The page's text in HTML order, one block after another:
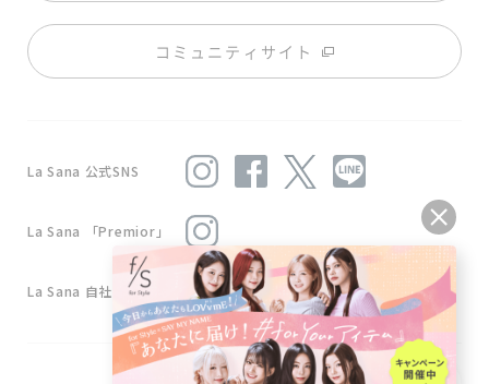
コミュニティサイト
La Sana 公式SNS
La Sana 「Premior」
La Sana 自社工場